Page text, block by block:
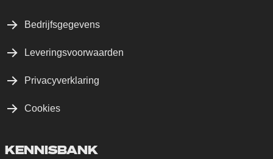
Bedrijfsgegevens
Leveringsvoorwaarden
Privacyverklaring
Cookies
KENNISBANK